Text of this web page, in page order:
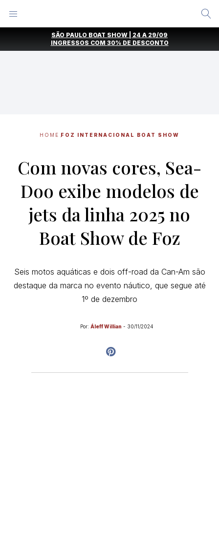
SÃO PAULO BOAT SHOW | 24 A 29/09
INGRESSOS COM 30% DE DESCONTO
HOME FOZ INTERNACIONAL BOAT SHOW
Com novas cores, Sea-
Doo exibe modelos de
jets da linha 2025 no
Boat Show de Foz
Seis motos aquáticas e dois off-road da Can-Am são
destaque da marca no evento náutico, que segue até
1º de dezembro
Por: Áleff Willian - 30/11/2024